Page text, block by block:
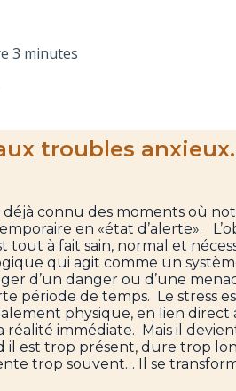
3 minutes
troubles
déjà connu des moments où
en «état d’alerte».
tout à fait sain, normal et
qui agit comme un
d’un danger ou d’une
période de temps. Le stress
physique, en lien direct
réalité immédiate. Mais il
il est trop présent, dure trop
trop souvent… Il se